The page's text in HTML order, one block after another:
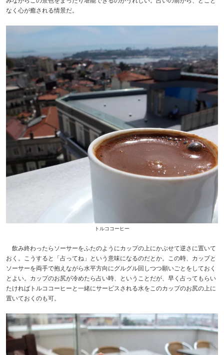
なく心が癒される情景だ。
トルココーヒー
飲み終わったらソーサーをふたのようにカップの上にかぶせて逆さに置いて
おく。こうすると「占ってね」という意味になるのだとか。この時、カップと
ソーサーを両手で抱えながら水平方向にグルグル回しつつ願いごとをしておく
とよい。カップのお尻が冷めたら占い時、ということだが、早く占ってもらい
たければトルココーヒーと一緒にサービスされる水をこのカップのお尻の上に
置いておくのも可。